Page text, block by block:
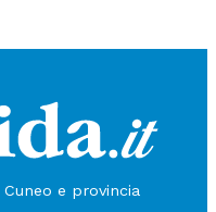
e provincia